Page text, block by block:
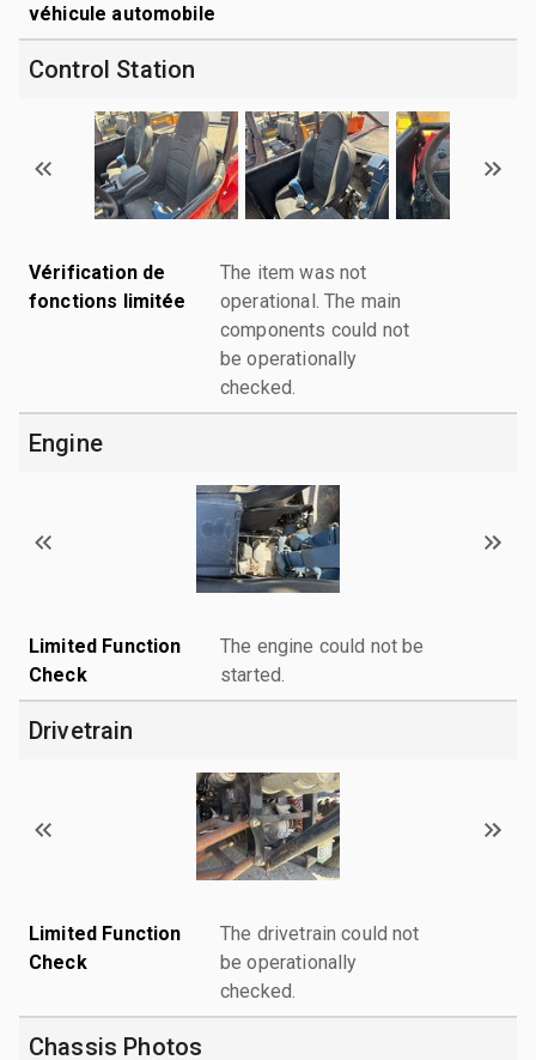
véhicule automobile
Control Station
Vérification de
fonctions limitée
The item was not
operational. The main
components could not
be operationally
checked.
Engine
Limited Function
Check
The engine could not be
started.
Drivetrain
Limited Function
Check
The drivetrain could not
be operationally
checked.
Chassis Photos